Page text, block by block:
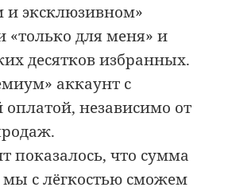
и эксклюзивном»
для меня» и
десятков избранных.
аккаунт с
независимо от
показалось, что сумма
с лёгкостью сможем